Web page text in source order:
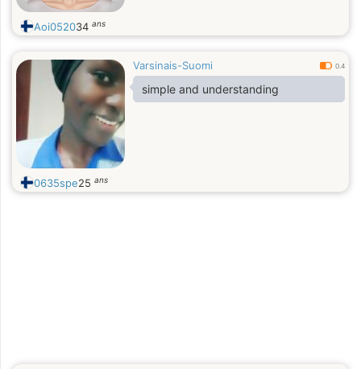
Aoi052034 ans
Varsinais-Suomi 0.4
simple and understanding
0635spe25 ans